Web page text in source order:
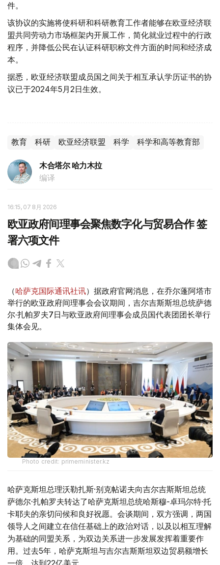
件。
该协议的实施将使科研和科研教育工作者能够在欧亚经济联
盟共同劳动力市场框架内开展工作，简化就业过程中的行政
程序，并降低公民在认证科研职称文件方面的时间和经济成
本。
据悉，欧亚经济联盟成员国之间关于相互承认学历证书的协
议已于2024年5月2日生效。
教育 科研 欧亚经济联盟 科学 科学和高等教育部
木合塔尔 哈力木拉
编译
16:15, 07 8月 2026
欧亚政府间理事会聚焦数字化与贸易合作 签
署六项文件
（哈萨克国际通讯社讯）据政府官网消息，在乔尔蓬阿塔市
举行的欧亚政府间理事会会议期间，吉尔吉斯斯坦总统萨德
尔·扎帕罗夫7日与欧亚政府间理事会成员国代表团团长举行
集体会见。
Photo credit: primeminister.kz
哈萨克斯坦总理沃勒扎斯·别克帖诺夫向吉尔吉斯斯坦总统
萨德尔·扎帕罗夫转达了哈萨克斯坦总统哈斯穆-卓玛尔特·托
卡耶夫的亲切问候和良好祝愿。会谈期间，双方强调，两国
领导人之间建立在信任基础上的政治对话，以及以相互理解
为基础的同盟关系，为双边关系进一步发展发挥着重要作
用。过去5年，哈萨克斯坦与吉尔吉斯斯坦双边贸易额增长